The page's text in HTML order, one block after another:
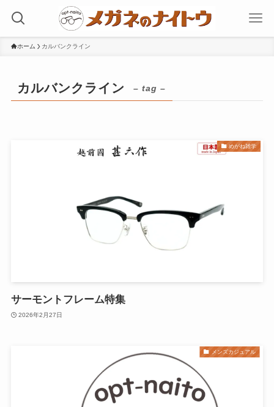
ホーム カルバンクライン
カルバンクライン – tag –
めがね雑学
サーモントフレーム特集
2026年2月27日
メンズカジュアル